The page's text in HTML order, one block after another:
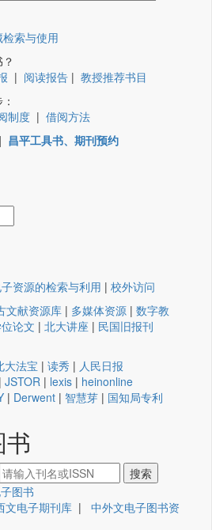
检索与使用
| 阅读报告 | 教授推荐书目
制度 | 借阅方法
| 昌平工具书、期刊预约
资源的检索与利用 | 校外访问
文献资源库 | 多媒体资源 | 数字教
论文 | 北大讲座 | 民国旧报刊
大法宝 | 读秀 | 人民日报
| JSTOR | lexis | heinonline
| Derwent | 智慧芽 | 国知局专利
图书
文电子期刊库 | 中外文电子图书资